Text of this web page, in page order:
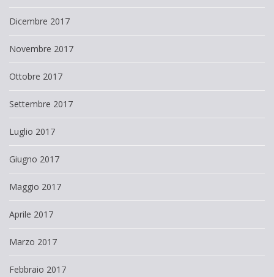
Dicembre 2017
Novembre 2017
Ottobre 2017
Settembre 2017
Luglio 2017
Giugno 2017
Maggio 2017
Aprile 2017
Marzo 2017
Febbraio 2017